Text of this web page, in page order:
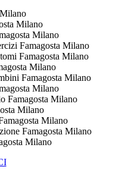
Milano
Milano
Famagosta Milano
Famagosta Milano
Milano
Famagosta Milano
Milano
Famagosta Milano
Milano
Milano
Famagosta Milano
Milano